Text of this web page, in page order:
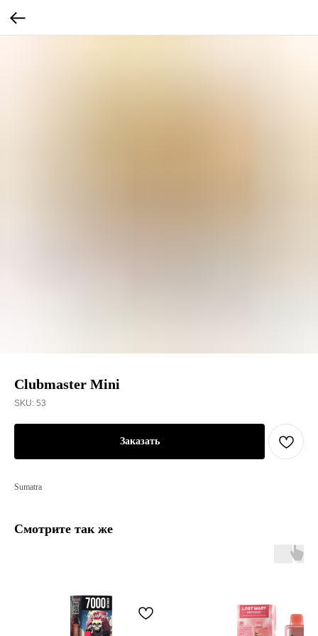
Clubmaster Mini
SKU: 53
Заказать
Sumatra
Смотрите так же